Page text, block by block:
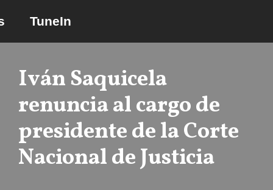
TuneIn
Iván Saquicela
renuncia al cargo de
presidente de la Corte
Nacional de Justicia